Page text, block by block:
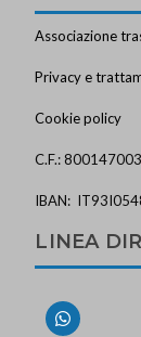
Associazione
Privacy e
Cookie policy
C.F.:
IBAN:
LINEA